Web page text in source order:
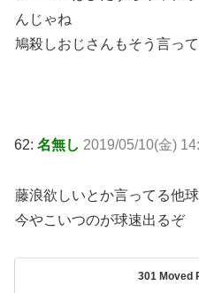
んじゃね
鳩殺しおじさんもそう言っ
62: 名無し 2019/05/10(金)
藤浪欲しいとか言ってる他
今やこいつのが球速出るぞ
301 Moved